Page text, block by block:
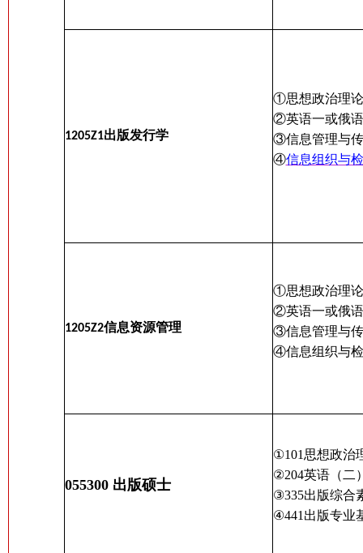
1205Z1出版发行学
①思想政治理论
②英语一或俄
③信息管理与
④信息组织与
1205Z2信息资源管理
①思想政治理论
②英语一或俄
③信息管理与
④信息组织与
055300 出版硕士
①101思想政治
②204英语（二
③335出版综合
④441出版专业